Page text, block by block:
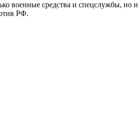
военные средства и спецслужбы, но
РФ.